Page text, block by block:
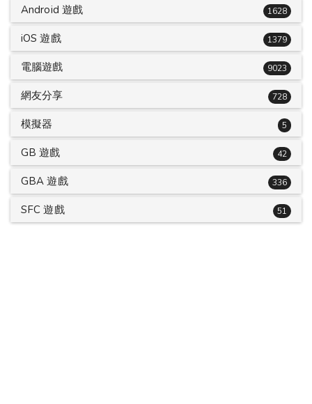
Android 遊戲 1628
iOS 遊戲 1379
電腦遊戲 9023
網友分享 728
模擬器 5
GB 遊戲 42
GBA 遊戲 336
SFC 遊戲 51